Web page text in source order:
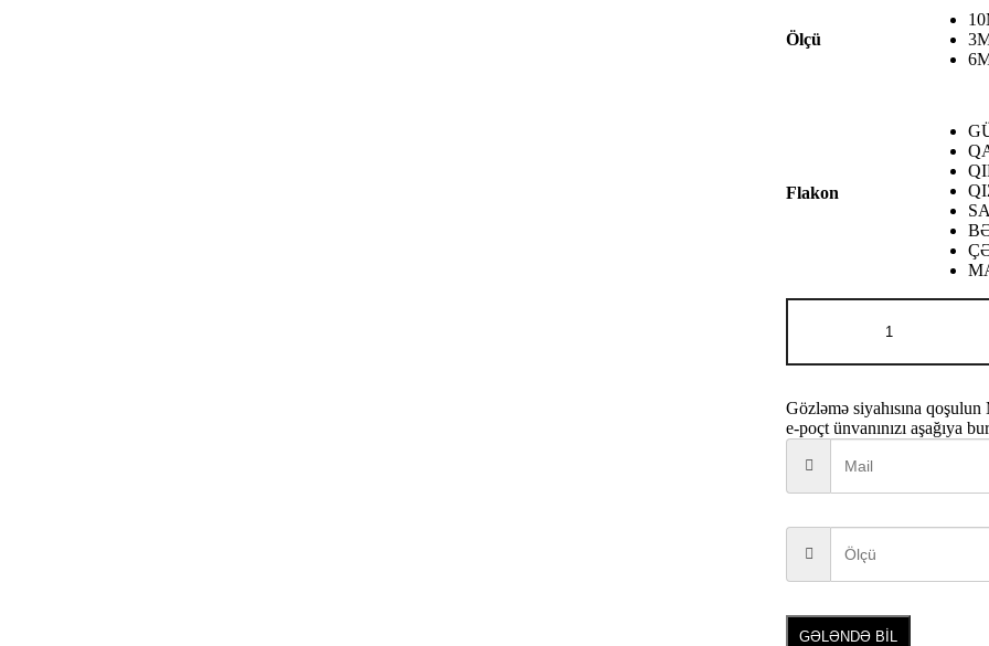
Ölçü
Flakon
ALLURE
SPORT
adet
Gözləmə siyahısına qoşulun
e-poçt ünvanınızı aşağıya
GƏLƏNDƏ BİL